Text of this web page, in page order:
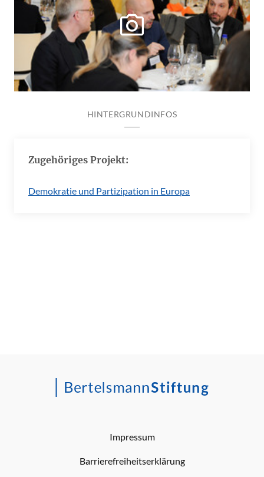
HINTERGRUNDINFOS
Zugehöriges Projekt:
Demokratie und Partizipation in Europa
Impressum
Barrierefreiheitserklärung